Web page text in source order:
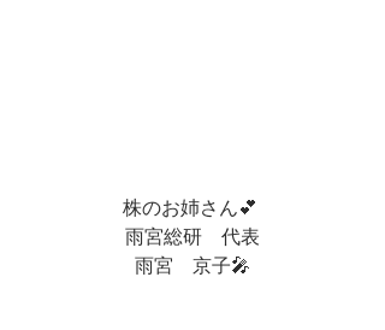
株のお姉さん💕
雨宮総研　代表
雨宮　京子🎤